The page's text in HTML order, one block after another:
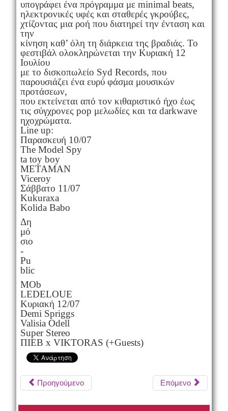
υπογράφει ένα πρόγραμμα με minimal beats,
ηλεκτρονικές υφές και σταθερές γκρούβες,
χτίζοντας μια ροή που διατηρεί την ένταση και
την
κίνηση καθ’ όλη τη διάρκεια της βραδιάς. Το
φεστιβάλ ολοκληρώνεται την Κυριακή 12
Ιουλίου
με το δισκοπωλείο Syd Records, που
παρουσιάζει ένα ευρύ φάσμα μουσικών
προτάσεων,
που εκτείνεται από τον κιθαριστικό ήχο έως
τις σύγχρονες pop μελωδίες και τα darkwave
ηχοχρώματα.
Line up:
Παρασκευή 10/07
The Model Spy
ta toy boy
METAMAN
Viceroy
Σάββατο 11/07
Kukuraxa
Kolida Babo
Δη
μό
σιο
-
Pu
blic
MOb
LEDELOUE
Κυριακή 12/07
Demi Spriggs
Valisia Odell
Super Stereo
ΠΙΕΒ x VIKTORAS (+Guests)
Προηγούμενο Επόμενο